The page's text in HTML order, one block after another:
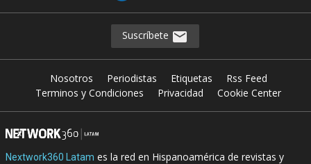
Suscríbete
Nosotros Periodistas Etiquetas
Rss Feed
Terminos y Condiciones
Privacidad Cookie Center
Nextwork360 Latam es la red en Hispanoamérica de revistas y